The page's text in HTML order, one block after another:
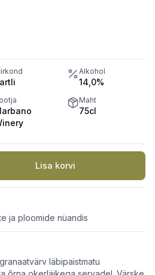
Alkohol
14,0%
Maht
75cl
Lisa korvi
ja ploomide nüandis
läbipaistmatu